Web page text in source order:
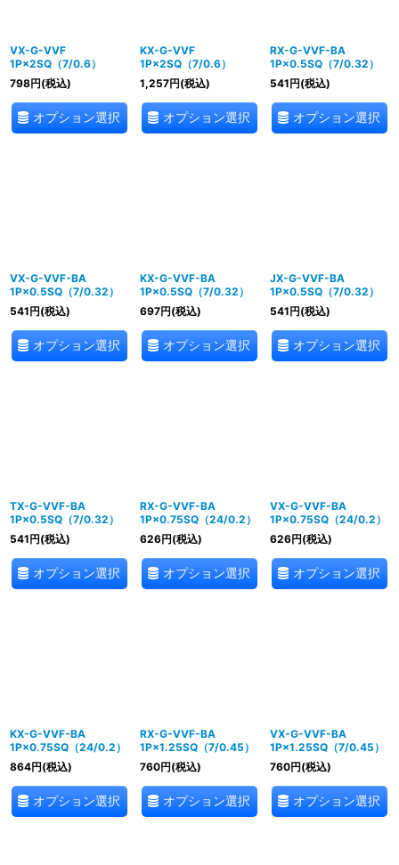
VX-G-VVF
1P×2SQ（7/0.6）
798円(税込)
オプション選択
KX-G-VVF
1P×2SQ（7/0.6）
1,257円(税込)
オプション選択
RX-G-VVF-BA
1P×0.5SQ（7/0.32）
541円(税込)
オプション選択
VX-G-VVF-BA
1P×0.5SQ（7/0.32）
541円(税込)
オプション選択
KX-G-VVF-BA
1P×0.5SQ（7/0.32）
697円(税込)
オプション選択
JX-G-VVF-BA
1P×0.5SQ（7/0.32）
541円(税込)
オプション選択
TX-G-VVF-BA
1P×0.5SQ（7/0.32）
541円(税込)
オプション選択
RX-G-VVF-BA
1P×0.75SQ（24/0.2）
626円(税込)
オプション選択
VX-G-VVF-BA
1P×0.75SQ（24/0.2）
626円(税込)
オプション選択
KX-G-VVF-BA
1P×0.75SQ（24/0.2）
864円(税込)
オプション選択
RX-G-VVF-BA
1P×1.25SQ（7/0.45）
760円(税込)
オプション選択
VX-G-VVF-BA
1P×1.25SQ（7/0.45）
760円(税込)
オプション選択